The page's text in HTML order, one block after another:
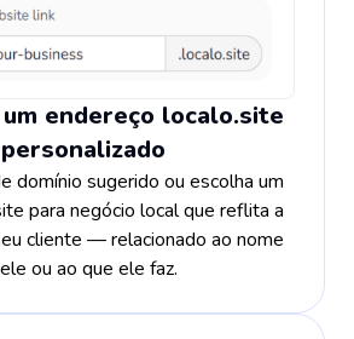
um endereço localo.site
personalizado
domínio sugerido ou escolha um
para negócio local que reflita a
cliente — relacionado ao nome
ou ao que ele faz.